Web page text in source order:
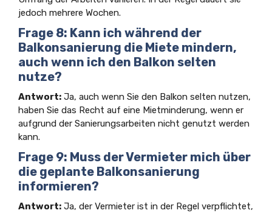
jedoch mehrere Wochen.
Frage 8: Kann ich während der
Balkonsanierung die Miete mindern,
auch wenn ich den Balkon selten
nutze?
Antwort: Ja, auch wenn Sie den Balkon selten nutzen,
haben Sie das Recht auf eine Mietminderung, wenn er
aufgrund der Sanierungsarbeiten nicht genutzt werden
kann.
Frage 9: Muss der Vermieter mich über
die geplante Balkonsanierung
informieren?
Antwort: Ja, der Vermieter ist in der Regel verpflichtet,